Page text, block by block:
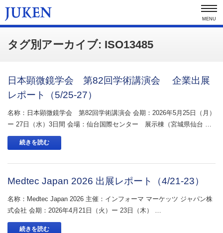
MENU
タグ別アーカイブ: ISO13485
日本顕微鏡学会 第82回学術講演会 企業出展
レポート（5/25-27）
名称：日本顕微鏡学会 第82回学術講演会 会期：2026年5月25日（月）
ー 27日（水）3日間 会場：仙台国際センター 展示棟（宮城県仙台 …
続きを読む
Medtec Japan 2026 出展レポート（4/21-23）
名称：Medtec Japan 2026 主催：インフォーマ マーケッツ ジャパン株
式会社 会期：2026年4月21日（火）ー 23日（木） …
続きを読む